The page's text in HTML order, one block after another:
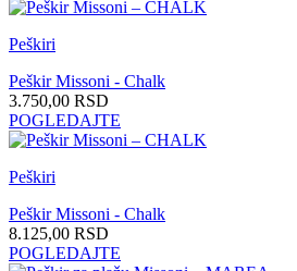
Peškiri
Peškir Missoni - Chalk
3.750,00 RSD
POGLEDAJTE
Peškiri
Peškir Missoni - Chalk
8.125,00 RSD
POGLEDAJTE